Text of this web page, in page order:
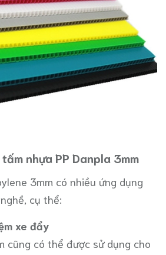
nhựa PP Danpla 3mm
3mm có nhiều ứng dụng
cụ thể:
xe đẩy
cũng có thể được sử dụng cho